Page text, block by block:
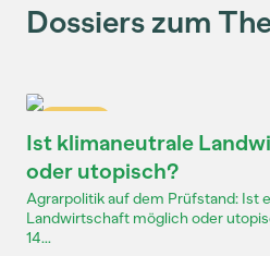
Dossiers zum
Ist klimaneutrale
oder utopisch?
Agrarpolitik auf dem Prüfstand: Ist
Landwirtschaft möglich oder
14...